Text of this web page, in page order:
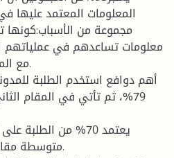
المعلومات المعتمد عليها
مجموعة من الأسباب:كونها
معلومات تساعدهم في عملياتهم
مع
أهم دوافع استخدم الطلبة
79%، ثم تأتي في المقام
متوسطة